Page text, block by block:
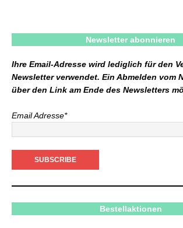
Newsletter abonnieren
Ihre Email-Adresse wird lediglich für den
Newsletter verwendet. Ein Abmelden vom
über den Link am Ende des Newsletters
Email Adresse*
Bestellaktionen